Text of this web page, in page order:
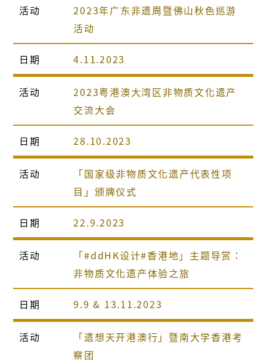
活动
2023年广东非遗周暨佛山秋色巡游
活动
日期 4.11.2023
活动
2023粤港澳大湾区非物质文化遗产
交流大会
日期 28.10.2023
活动
「国家级非物质文化遗产代表性项
目」颁牌仪式
日期 22.9.2023
活动
「#ddHK设计#香港地」主题导赏：
非物质文化遗产体验之旅
日期 9.9 & 13.11.2023
活动
「遗想天开港澳行」暨南大学香港考
察团